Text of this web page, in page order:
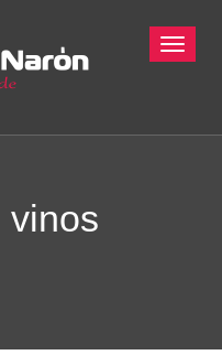
vinos